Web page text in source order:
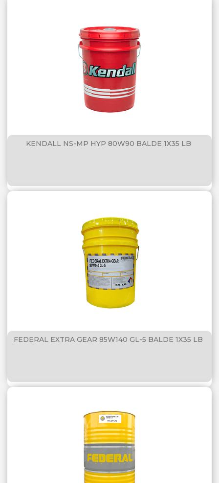
KENDALL NS-MP HYP 80W90 BALDE 1X35 LB
FEDERAL EXTRA GEAR 85W140 GL-5 BALDE 1X35 LB